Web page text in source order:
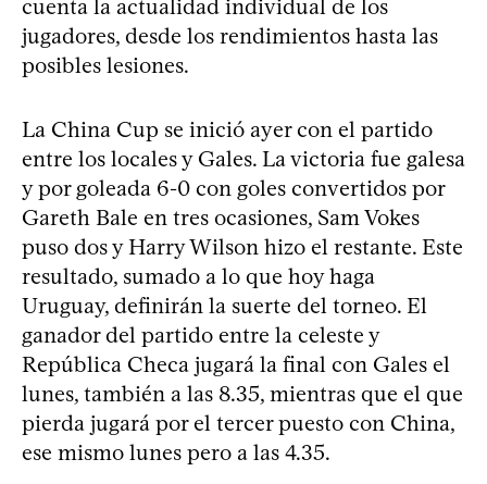
cuenta la actualidad individual de los
jugadores, desde los rendimientos hasta las
posibles lesiones.
La China Cup se inició ayer con el partido
entre los locales y Gales. La victoria fue galesa
y por goleada 6-0 con goles convertidos por
Gareth Bale en tres ocasiones, Sam Vokes
puso dos y Harry Wilson hizo el restante. Este
resultado, sumado a lo que hoy haga
Uruguay, definirán la suerte del torneo. El
ganador del partido entre la celeste y
República Checa jugará la final con Gales el
lunes, también a las 8.35, mientras que el que
pierda jugará por el tercer puesto con China,
ese mismo lunes pero a las 4.35.